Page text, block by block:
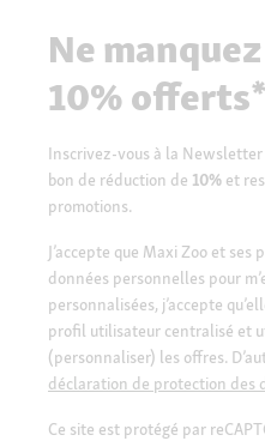
Ne
10%
Inscrivez-vous à la
bon de réduction de 10% et
promotions.
J’accepte que Maxi Zoo et
données personnelles pour
personnalisées, j’accepte
profil utilisateur centralisé et
(personnaliser) les offres.
déclaration de protection des
Ce site est protégé par